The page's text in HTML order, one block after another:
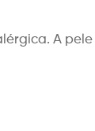
A pele